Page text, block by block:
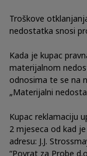
Troškove
nedostatka snosi
Kada je kupac
materijalnom
odnosima te se na
„Materijalni
Kupac reklamaciju
2 mjeseca od kad
adresu: J.J.
“Povrat za Probe